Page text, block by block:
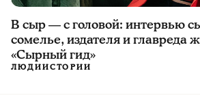
В сыр — с головой: интервью
сомелье, издателя и главреда
«Сырный гид»
ЛЮДИИСТОРИИ